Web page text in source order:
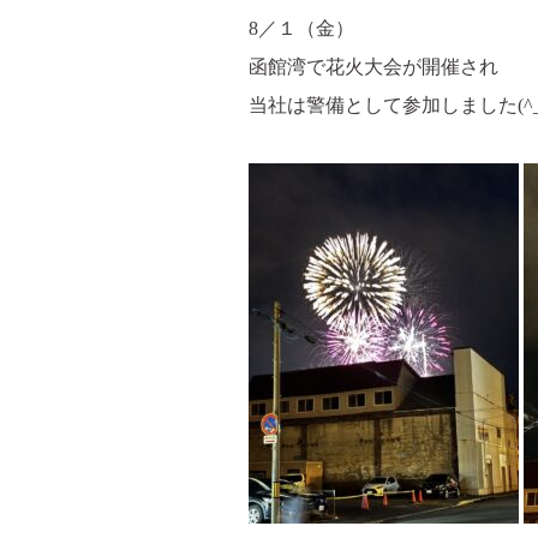
8／１（金）
函館湾で花火大会が開催され
当社は警備として参加しました